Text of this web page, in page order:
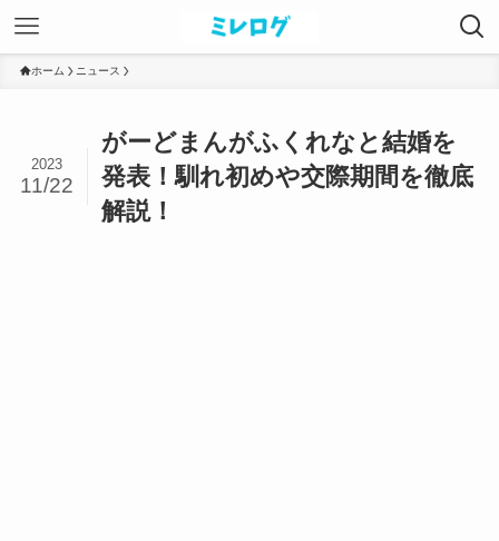
ホーム ニュース
がーどまんがふくれなと結婚を
発表！馴れ初めや交際期間を徹底
解説！
2023
11/22